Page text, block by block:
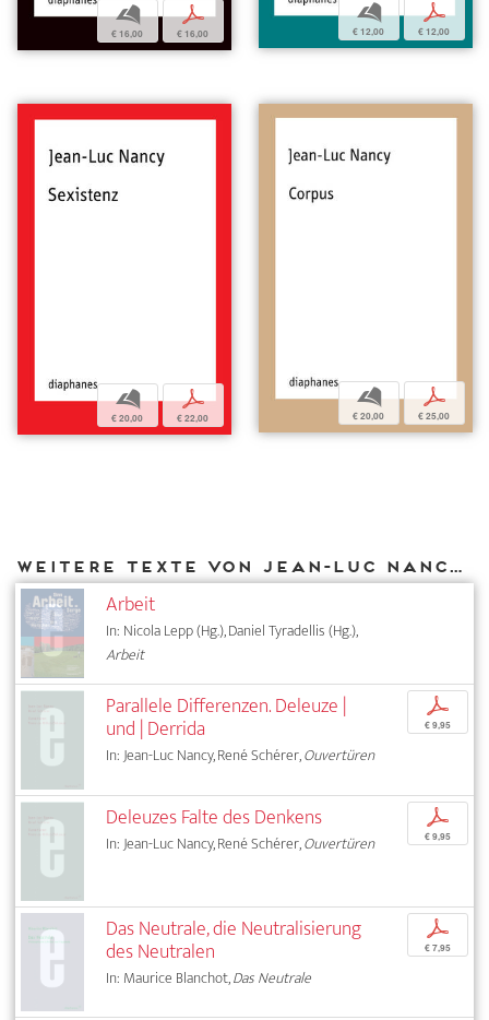
b
€ 16,00
p
€ 16,00
b
€ 12,00
p
€ 12,00
b
€ 20,00
p
€ 22,00
b
€ 20,00
p
€ 25,00
Weitere Texte von Jean-Luc Nancy bei DIAPHANES
Arbeit
In: Nicola Lepp (Hg.), Daniel Tyradellis (Hg.),
Arbeit
Parallele Differenzen. Deleuze |
und | Derrida
In: Jean-Luc Nancy, René Schérer,Ouvertüren
p
€ 9,95
Deleuzes Falte des Denkens
In: Jean-Luc Nancy, René Schérer,Ouvertüren
p
€ 9,95
Das Neutrale, die Neutralisierung
des Neutralen
In: Maurice Blanchot,Das Neutrale
p
€ 7,95